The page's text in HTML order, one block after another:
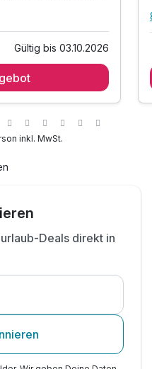
Buffet
08:00-21:00 Uhr
&
direkt am Gelände
Resort
in Klagenfurt
Gültig bis 03.10.2026
inkl. MwSt.
Deals direkt in